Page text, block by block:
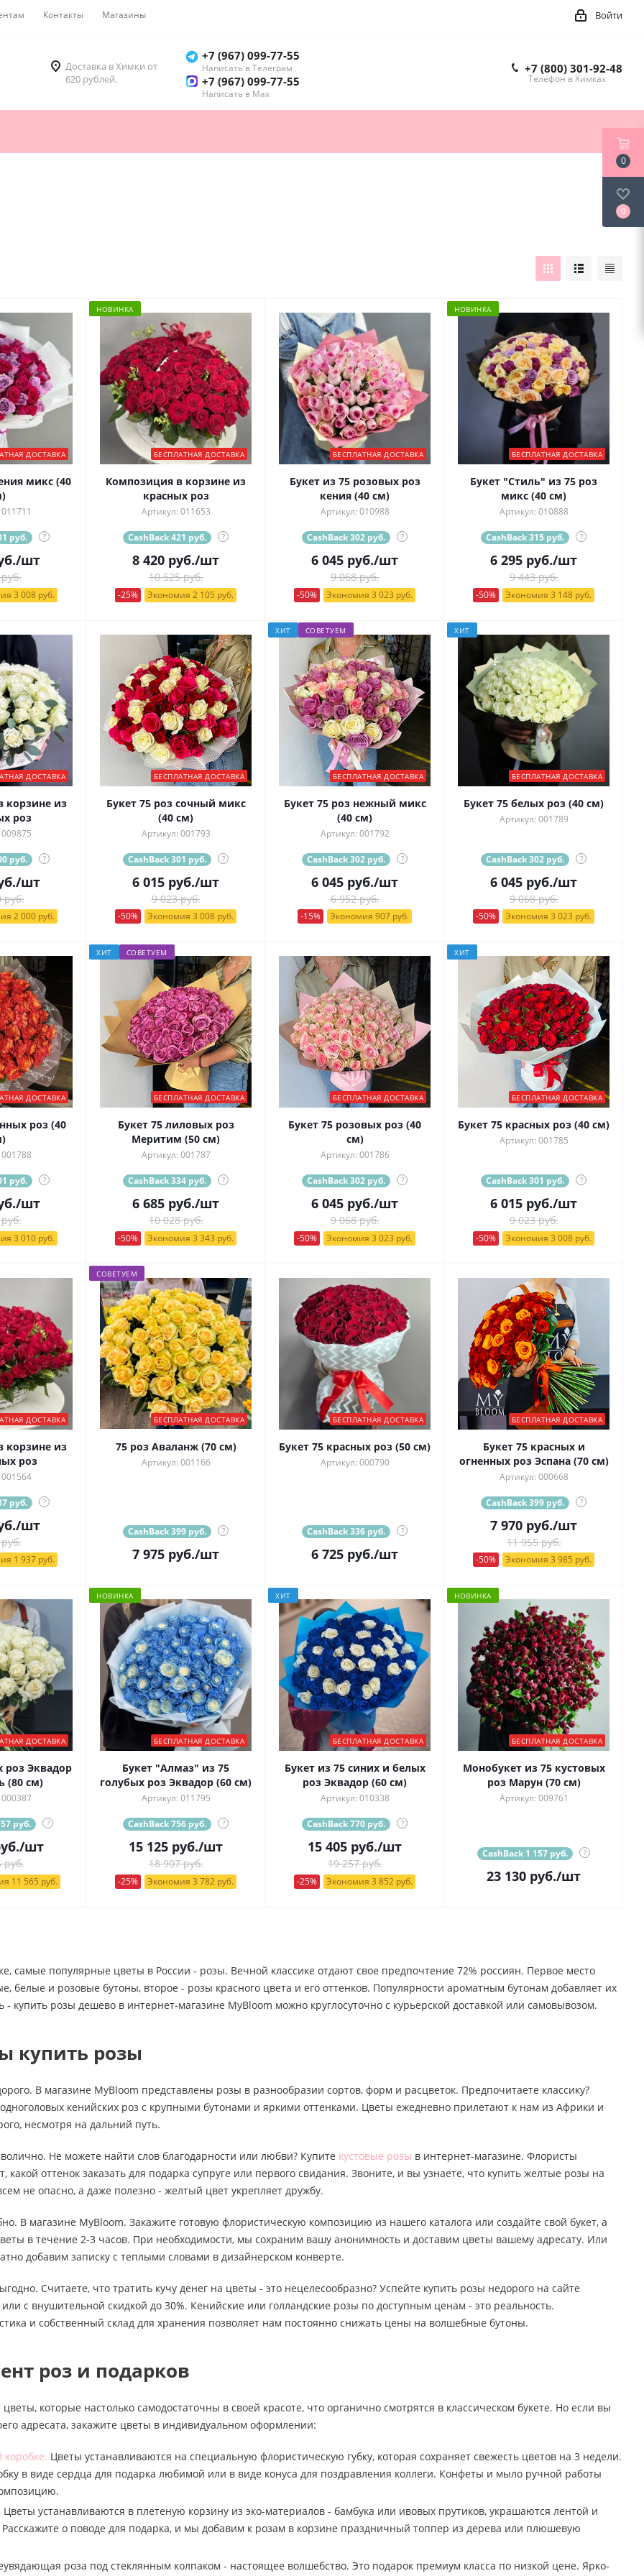
Контакты Магазины Войти
Доставка в Химки от
620 рублей.
+7 (967) 099-77-55
Написать в Телеграм
+7 (967) 099-77-55
Написать в Мах
+7 (800) 301-92-48
Телефон в Химках
ДОСТАВКА
микс (40
руб. ?
/шт
3 008 руб.
НОВИНКА
БЕСПЛАТНАЯ ДОСТАВКА
Композиция в корзине из
красных роз
Артикул: 011653
CashBack 421 руб. ?
8 420 руб./шт
10 525 руб.
-25% Экономия 2 105 руб.
БЕСПЛАТНАЯ ДОСТАВКА
Букет из 75 розовых роз
кения (40 см)
Артикул: 010988
CashBack 302 руб. ?
6 045 руб./шт
9 068 руб.
-50% Экономия 3 023 руб.
НОВИНКА
БЕСПЛАТНАЯ ДОСТАВКА
Букет "Стиль" из 75 роз
микс (40 см)
Артикул: 010888
CashBack 315 руб. ?
6 295 руб./шт
9 443 руб.
-50% Экономия 3 148 руб.
ДОСТАВКА
корзине из
роз
руб. ?
/шт
руб.
2 000 руб.
БЕСПЛАТНАЯ ДОСТАВКА
Букет 75 роз сочный микс
(40 см)
Артикул: 001793
CashBack 301 руб. ?
6 015 руб./шт
9 023 руб.
-50% Экономия 3 008 руб.
ХИТ СОВЕТУЕМ
БЕСПЛАТНАЯ ДОСТАВКА
Букет 75 роз нежный микс
(40 см)
Артикул: 001792
CashBack 302 руб. ?
6 045 руб./шт
6 952 руб.
-15% Экономия 907 руб.
ХИТ
БЕСПЛАТНАЯ ДОСТАВКА
Букет 75 белых роз (40 см)
Артикул: 001789
CashBack 302 руб. ?
6 045 руб./шт
9 068 руб.
-50% Экономия 3 023 руб.
ДОСТАВКА
роз (40
руб. ?
/шт
3 010 руб.
ХИТ СОВЕТУЕМ
БЕСПЛАТНАЯ ДОСТАВКА
Букет 75 лиловых роз
Меритим (50 см)
Артикул: 001787
CashBack 334 руб. ?
6 685 руб./шт
10 028 руб.
-50% Экономия 3 343 руб.
БЕСПЛАТНАЯ ДОСТАВКА
Букет 75 розовых роз (40
см)
Артикул: 001786
CashBack 302 руб. ?
6 045 руб./шт
9 068 руб.
-50% Экономия 3 023 руб.
ХИТ
БЕСПЛАТНАЯ ДОСТАВКА
Букет 75 красных роз (40 см)
Артикул: 001785
CashBack 301 руб. ?
6 015 руб./шт
9 023 руб.
-50% Экономия 3 008 руб.
ДОСТАВКА
корзине из
роз
руб. ?
/шт
1 937 руб.
СОВЕТУЕМ
БЕСПЛАТНАЯ ДОСТАВКА
75 роз Аваланж (70 см)
Артикул: 001166
CashBack 399 руб. ?
7 975 руб./шт
БЕСПЛАТНАЯ ДОСТАВКА
Букет 75 красных роз (50 см)
Артикул: 000790
CashBack 336 руб. ?
6 725 руб./шт
БЕСПЛАТНАЯ ДОСТАВКА
Букет 75 красных и
огненных роз Эспана (70 см)
Артикул: 000668
CashBack 399 руб. ?
7 970 руб./шт
11 955 руб.
-50% Экономия 3 985 руб.
ДОСТАВКА
роз Эквадор
(80 см)
руб. ?
/шт
руб.
11 565 руб.
НОВИНКА
БЕСПЛАТНАЯ ДОСТАВКА
Букет "Алмаз" из 75
голубых роз Эквадор (60 см)
Артикул: 011795
CashBack 756 руб. ?
15 125 руб./шт
18 907 руб.
-25% Экономия 3 782 руб.
ХИТ
БЕСПЛАТНАЯ ДОСТАВКА
Букет из 75 синих и белых
роз Эквадор (60 см)
Артикул: 010338
CashBack 770 руб. ?
15 405 руб./шт
19 257 руб.
-25% Экономия 3 852 руб.
НОВИНКА
БЕСПЛАТНАЯ ДОСТАВКА
Монобукет из 75 кустовых
роз Марун (70 см)
Артикул: 009761
CashBack 1 157 руб. ?
23 130 руб./шт
самые популярные цветы в России - розы. Вечной классике отдают свое предпочтение 72% россиян. Первое место
белые и розовые бутоны, второе - розы красного цвета и его оттенков. Популярности ароматным бутонам добавляет их
- купить розы дешево в интернет-магазине MyBloom можно круглосуточно с курьерской доставкой или самовывозом.
купить розы
В магазине MyBloom представлены розы в разнообразии сортов, форм и расцветок. Предпочитаете классику?
одноголовых кенийских роз с крупными бутонами и яркими оттенками. Цветы ежедневно прилетают к нам из Африки и
несмотря на дальний путь.
Не можете найти слов благодарности или любви? Купите кустовые розы в интернет-магазине. Флористы
какой оттенок заказать для подарка супруге или первого свидания. Звоните, и вы узнаете, что купить желтые розы на
не опасно, а даже полезно - желтый цвет укрепляет дружбу.
В магазине MyBloom. Закажите готовую флористическую композицию из нашего каталога или создайте свой букет, а
в течение 2-3 часов. При необходимости, мы сохраним вашу анонимность и доставим цветы вашему адресату. Или
добавим записку с теплыми словами в дизайнерском конверте.
Считаете, что тратить кучу денег на цветы - это нецелесообразно? Успейте купить розы недорого на сайте
с внушительной скидкой до 30%. Кенийские или голландские розы по доступным ценам - это реальность.
и собственный склад для хранения позволяет нам постоянно снижать цены на волшебные бутоны.
роз и подарков
которые настолько самодостаточны в своей красоте, что органично смотрятся в классическом букете. Но если вы
адресата, закажите цветы в индивидуальном оформлении:
Цветы устанавливаются на специальную флористическую губку, которая сохраняет свежесть цветов на 3 недели.
в виде сердца для подарка любимой или в виде конуса для поздравления коллеги. Конфеты и мыло ручной работы
Цветы устанавливаются в плетеную корзину из эко-материалов - бамбука или ивовых прутиков, украшаются лентой и
о поводе для подарка, и мы добавим к розам в корзине праздничный топпер из дерева или плюшевую
роза под стеклянным колпаком - настоящее волшебство. Это подарок премиум класса по низкой цене. Ярко-
0
0